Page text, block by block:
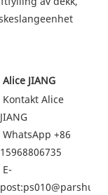
Alice JIANG
Kontakt Alice
JIANG
WhatsApp +86
15968806735